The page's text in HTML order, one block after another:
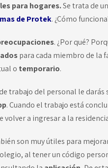
para hogares.Se trata de
de Protek. ¿Cómo
. ¿Por qué?
para cada miembro de la
o temporario.
trabajo del personal le darás
. Cuando el trabajo está
a ingresar a la
son muy útiles para
al tener un código